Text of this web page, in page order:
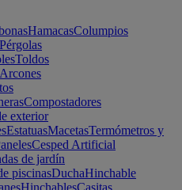
HamacasColumpios
Pérgolas
Toldos
Arcones
Compostadores
exterior
EstatuasMacetasTermómetros y
Cesped Artificial
de jardín
piscinasDuchaHinchable
HinchablesCasitas